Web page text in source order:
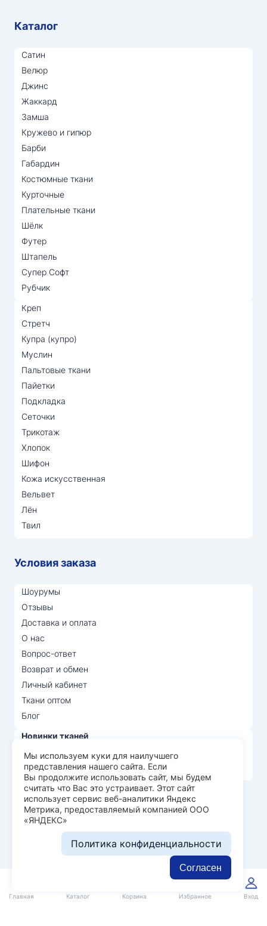
Главная Каталог Корзина Избранное Вход
Каталог
Сатин
Велюр
Джинс
Жаккард
Замша
Кружево и гипюр
Барби
Габардин
Костюмные ткани
Курточные
Плательные ткани
Шёлк
Футер
Штапель
Супер Софт
Рубчик
Креп
Стретч
Купра (купро)
Муслин
Пальтовые ткани
Пайетки
Подкладка
Сеточки
Трикотаж
Хлопок
Шифон
Кожа искусственная
Вельвет
Лён
Твил
Условия заказа
Шоурумы
Отзывы
Доставка и оплата
О нас
Вопрос-ответ
Возврат и обмен
Личный кабинет
Ткани оптом
Блог
Новинки тканей
Распродажа тканей
Лидеры продаж
© Арт Текс — продажа тканей оптом, 2026
Пользовательское соглашение
Политика конфиденциальности
Разработка сайта —
Мы используем куки для наилучшего
представления нашего сайта. Если
Вы продолжите использовать сайт, мы будем
считать что Вас это устраивает. Этот сайт
использует сервис веб-аналитики Яндекс
Метрика, предоставляемый компанией ООО
«ЯНДЕКС»
Политика конфиденциальности
Согласен